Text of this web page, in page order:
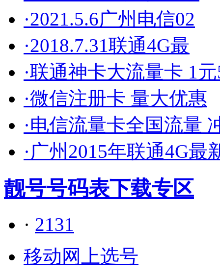
·2021.5.6广州电信02
·2018.7.31联通4G最
·联通神卡大流量卡 1
·微信注册卡 量大优惠
·电信流量卡全国流量
·广州2015年联通4G最
靓号号码表下载专区
· 2131
移动网上选号